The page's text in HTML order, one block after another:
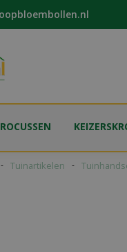
Tuinartikelen